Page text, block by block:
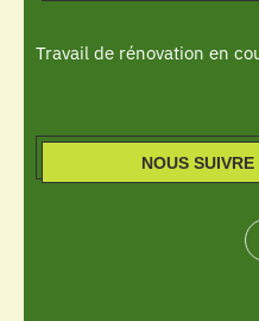
Travail de rénovation en
NOUS